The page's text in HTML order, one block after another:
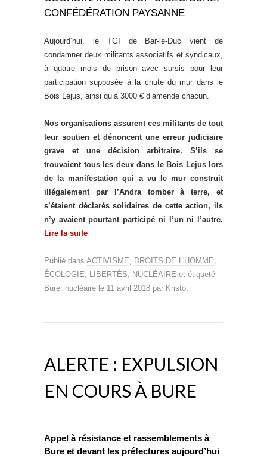
CONFÉDÉRATION PAYSANNE
Aujourd’hui, le TGI de Bar-le-Duc vient de
condamner deux militants associatifs et syndicaux,
à quatre mois de prison avec sursis pour leur
participation supposée à la chute du mur dans le
Bois Lejus, ainsi qu’à 3000 € d’amende chacun.
Nos organisations assurent ces militants de tout
leur soutien et dénoncent une erreur judiciaire
grave et une décision arbitraire. S’ils se
trouvaient tous les deux dans le Bois Lejus lors
de la manifestation qui a vu le mur construit
illégalement par l’Andra tomber à terre, et
s’étaient déclarés solidaires de cette action, ils
n’y avaient pourtant participé ni l’un ni l’autre.
Lire la suite
Publié dans ACTIVISME DROITS DE L'HOMME
ÉCOLOGIE
LIBERTÉS NUCLÉAIRE et étiqueté
Bure nucléaire le 11 avril 2018 par Kristo
ALERTE : EXPULSION
EN COURS À BURE
Appel à résistance et rassemblements à
Bure et devant les préfectures aujourd’hui